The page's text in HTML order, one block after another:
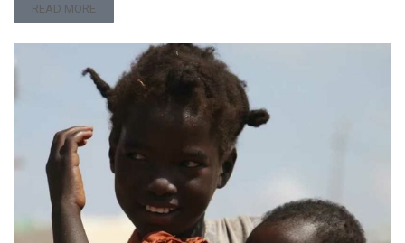
READ MORE